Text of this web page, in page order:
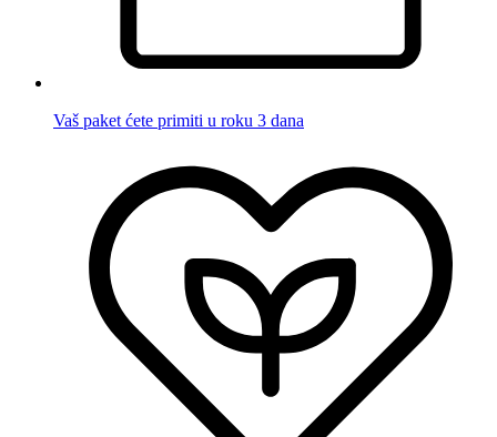
Vaš paket ćete primiti u roku 3 dana